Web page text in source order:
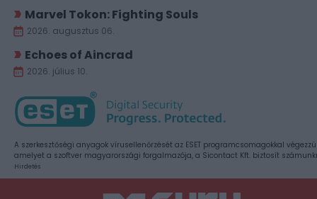
Marvel Tokon: Fighting Souls
2026. augusztus 06.
Echoes of Aincrad
2026. július 10.
A szerkesztőségi anyagok vírusellenőrzését az ESET programcsomagokkal
amelyet a szoftver magyarországi forgalmazója, a Sicontact Kft. biztosít
Hirdetés